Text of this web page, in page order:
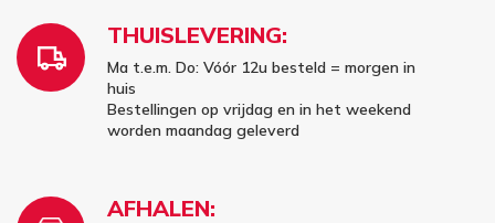
THUISLEVERING:
Ma t.e.m. Do: Vóór 12u besteld = morgen in
huis
Bestellingen op vrijdag en in het weekend
worden maandag geleverd
AFHALEN: